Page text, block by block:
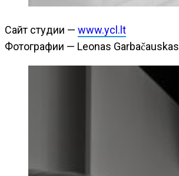
Сайт студии — www.ycl.lt
Фотографии — Leonas Garbačauskas